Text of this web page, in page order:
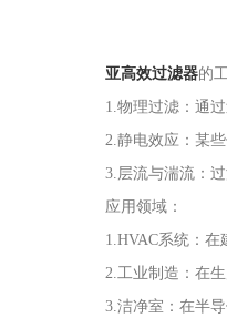
亚高效过滤器的
1.物理过滤：通过
2.静电效应：某些
3.层流与湍流：过
应用领域：
1.HVAC系统：在建
2.工业制造：在生
3.洁净室：在半导